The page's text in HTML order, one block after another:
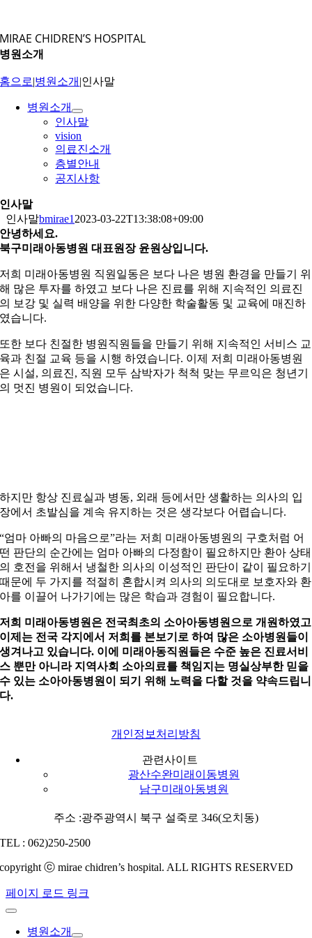
츠
로
너
MIRAE CHIDREN’S HOSPITAL
병원소개
홈으로|병원소개 |인사말
병원소개
인사말
vision
의료진소개
층별안내
공지사항
인사말
인사말bmirae1 2023-03-22T13:38:08+09:00
안녕하세요.
북구미래아동병원대표원장 윤원상입니다.
저희 미래아동병원 직원일동은 보다 나은 병원 환경을 만들기 위
해 많은 투자를 하였고 보다 나은 진료를 위해 지속적인 의료진
의 보강 및 실력 배양을 위한 다양한 학술활동 및 교육에 매진하
였습니다.
또한 보다 친절한 병원직원들을 만들기 위해 지속적인 서비스 교
육과 친절 교육 등을 시행 하였습니다. 이제 저희 미래아동병원
은 시설, 의료진, 직원 모두 삼박자가 척척 맞는 무르익은 청년기
의 멋진 병원이 되었습니다.
하지만 항상 진료실과 병동, 외래 등에서만 생활하는 의사의 입
장에서 초발심을 계속 유지하는 것은 생각보다 어렵습니다.
“엄마 아빠의 마음으로”라는 저희 미래아동병원의 구호처럼 어
떤 판단의 순간에는 엄마 아빠의 다정함이 필요하지만 환아 상태
의 호전을 위해서 냉철한 의사의 이성적인 판단이 같이 필요하기
때문에 두 가지를 적절히 혼합시켜 의사의 의도대로 보호자와 환
아를 이끌어 나가기에는 많은 학습과 경험이 필요합니다.
저희 미래아동병원은 전국최초의 소아아동병원으로 개원하였고
이제는 전국 각지에서 저희를 본보기로 하여 많은 소아병원들이
생겨나고 있습니다. 이에 미래아동직원들은 수준 높은 진료서비
스 뿐만 아니라 지역사회 소아의료를 책임지는 명실상부한 믿을
수 있는 소아아동병원이 되기 위해 노력을 다할 것을 약속드립니
다.
개인정보처리방침
관련사이트
광산수완미래이동병원
남구미래아동병원
주소 :광주광역시 북구 설죽로 346(오치동)
TEL : 062)250-2500
copyright ⓒ mirae chidren’s hospital. ALL RIGHTS RESERVED
페이지 로드 링크
병원소개